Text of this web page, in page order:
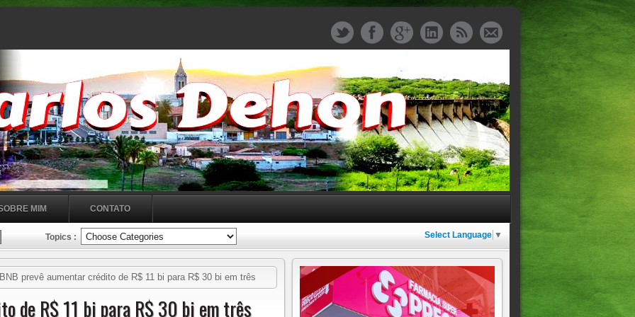
MIM CONTATO
Topics : Select Language ▼
BNB prevê aumentar crédito de R$ 11 bi para R$ 30 bi em três
de R$ 11 bi para R$ 30 bi em três